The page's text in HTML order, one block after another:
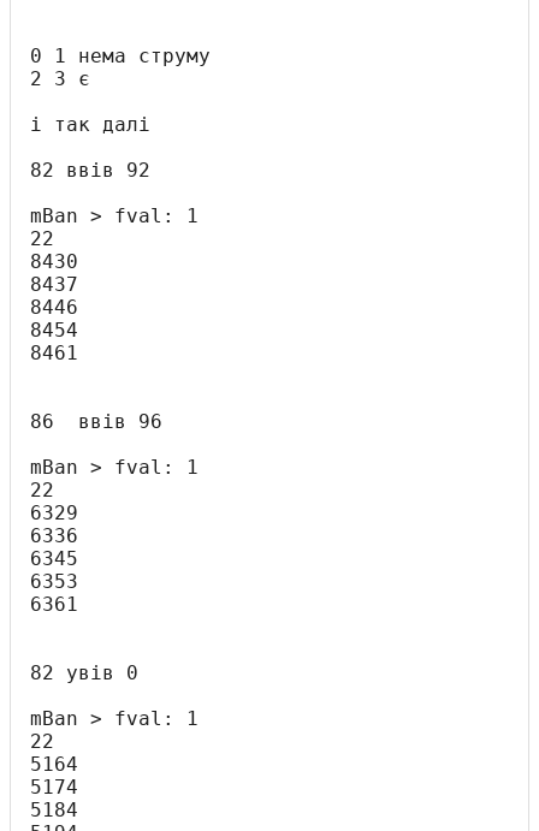
0 1 нема струму
2 3 є
і так далі
82 ввів 92
mBan > fval: 1
22
8430
8437
8446
8454
8461
86  ввів 96
mBan > fval: 1
22
6329
6336
6345
6353
6361
82 увів 0
mBan > fval: 1
22
5164
5174
5184